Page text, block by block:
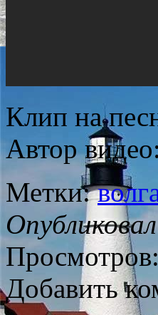
Клип на
Автор
Метки:
Добавить